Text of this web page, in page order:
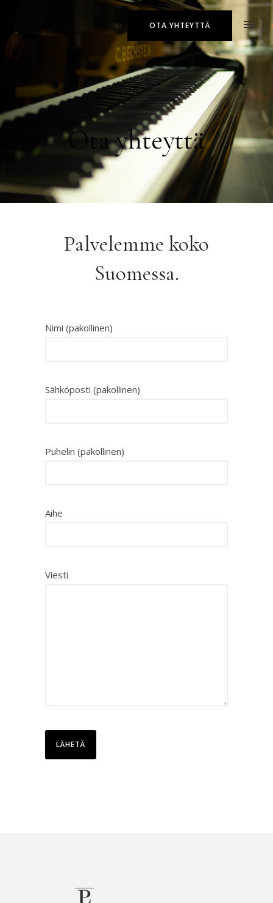
OTA YHTEYTTÄ
Ota yhteyttä
Palvelemme koko
Suomessa.
Nimi (pakollinen)
Sähköposti (pakollinen)
Puhelin (pakollinen)
Aihe
Viesti